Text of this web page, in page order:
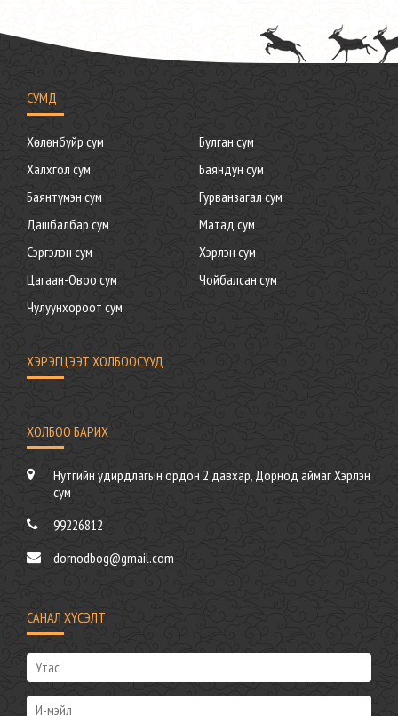
СУМД
Хөлөнбуйр сум
Булган сум
Халхгол сум
Баяндун сум
Баянтүмэн сум
Гурванзагал сум
Дашбалбар сум
Матад сум
Сэргэлэн сум
Хэрлэн сум
Цагаан-Овоо сум
Чойбалсан сум
Чулуунхороот сум
ХЭРЭГЦЭЭТ ХОЛБООСУУД
ХОЛБОО БАРИХ
Нутгийн удирдлагын ордон 2 давхар, Дорнод аймаг Хэрлэн
сум
99226812
dornodbog@gmail.com
САНАЛ ХҮСЭЛТ